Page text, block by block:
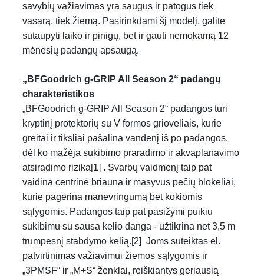
savybių važiavimas yra saugus ir patogus tiek
vasarą, tiek žiemą. Pasirinkdami šį modelį, galite
sutaupyti laiko ir pinigų, bet ir gauti nemokamą 12
mėnesių padangų apsaugą.
„BFGoodrich g-GRIP All Season 2“ padangų
charakteristikos
„BFGoodrich g-GRIP All Season 2“ padangos turi
kryptinį protektorių su V formos grioveliais, kurie
greitai ir tiksliai pašalina vandenį iš po padangos,
dėl ko mažėja sukibimo praradimo ir akvaplanavimo
atsiradimo rizika[1] . Svarbų vaidmenį taip pat
vaidina centrinė briauna ir masyvūs pečių blokeliai,
kurie pagerina manevringumą bet kokiomis
sąlygomis. Padangos taip pat pasižymi puikiu
sukibimu su sausa kelio danga - užtikrina net 3,5 m
trumpesnį stabdymo kelią.[2] Joms suteiktas el.
patvirtinimas važiavimui žiemos sąlygomis ir
„3PMSF“ ir „M+S“ ženklai, reiškiantys geriausią